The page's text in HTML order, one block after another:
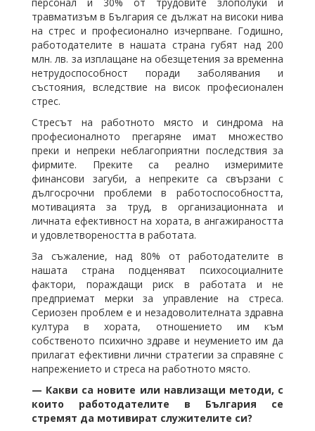
травматизъм в България се дължат на високи нива
на стрес и професионално изчерпване. Годишно,
работодателите в нашата страна губят над 200
млн. лв. за изплащане на обезщетения за временна
нетрудоспособност поради заболявания и
състояния, вследствие на висок професионален
стрес.
Стресът на работното място и синдрома на
професионалното прегаряне имат множество
преки и непреки неблагоприятни последствия за
фирмите. Преките са реално измеримите
финансови загуби, а непреките са свързани с
дългосрочни проблеми в работоспособността,
мотивацията за труд, в организационната и
личната ефективност на хората, в ангажираността
и удовлетвореността в работата.
За съжаление, над 80% от работодателите в
нашата страна подценяват психосоциалните
фактори, пораждащи риск в работата и не
предприемат мерки за управление на стреса.
Сериозен проблем е и незадоволителната здравна
култура в хората, отношението им към
собственото психично здраве и неумението им да
прилагат ефективни лични стратегии за справяне с
напрежението и стреса на работното място.
⁠— Какви са новите или навлизащи методи, с
които работодателите в България се
стремят да мотивират служителите си?